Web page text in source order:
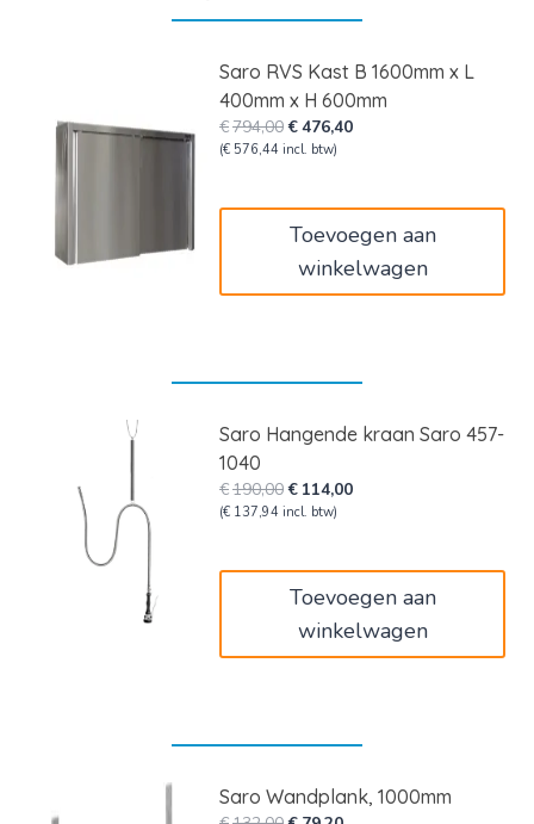
Saro RVS Kast B 1600mm x L
400mm x H 600mm
€794,00Oorspronkelijke
prijs
€476,40Huidige
(€ 576,44 incl. btw)
Toevoegen aan
winkelwagen
Saro Hangende kraan Saro 457-
1040
€190,00Oorspronkelijke
prijs
€ 114,00Huidige
(€ 137,94 incl. btw)
Toevoegen aan
winkelwagen
Saro Wandplank, 1000mm